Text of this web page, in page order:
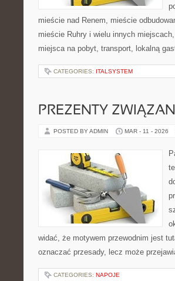
mieście nad Renem, mieście
mieście Ruhry i wielu innych
miejsca na pobyt, transport, lokalną
CATEGORIES: ITALSYSTEM
PREZENTY
POSTED BY ADMIN MAR - 11 - 2026
widać, że motywem przewodnim jest
oznaczać przesady, lecz może
CATEGORIES: NAPOJE